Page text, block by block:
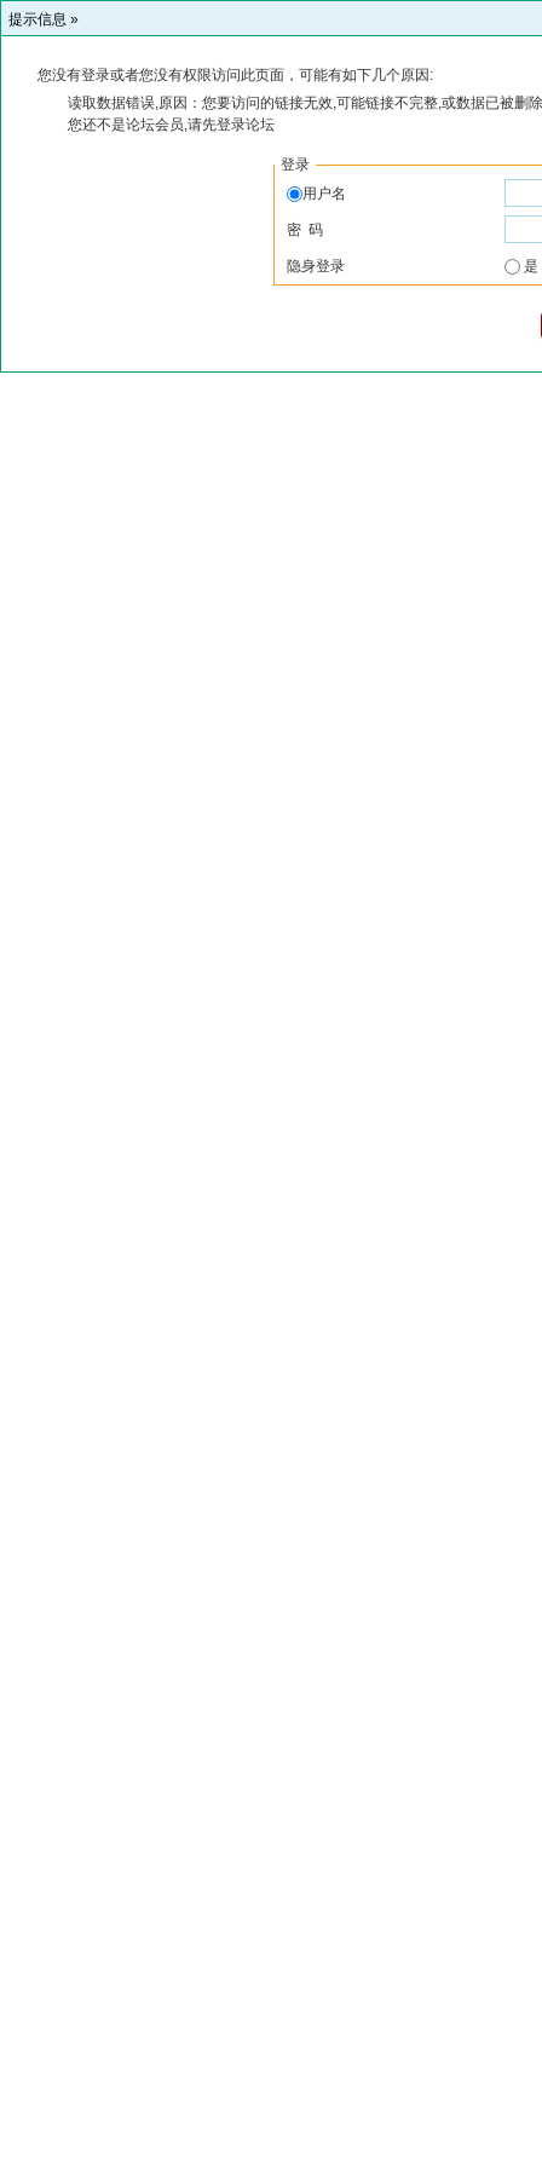
提示信息 »
您没有登录或者您没有权限访问此页面，可能有如下几个原因:
读取数据错误,原因：您要访问的链接无效,可能链接不完整,或数据已被删
您还不是论坛会员,请先登录论坛
登录
用户名
密 码
隐身登录